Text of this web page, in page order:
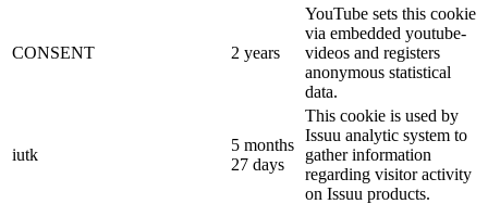
CONSENT 2 years
YouTube sets this cookie
via embedded youtube-
videos and registers
anonymous statistical
data.
iutk
5 months
27 days
This cookie is used by
Issuu analytic system to
gather information
regarding visitor activity
on Issuu products.